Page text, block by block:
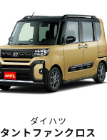
ダイハツ
タントファンクロス